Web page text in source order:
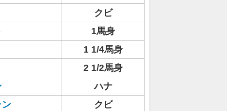
クビ
1馬身
1 1/4馬身
2 1/2馬身
ハナ
クビ